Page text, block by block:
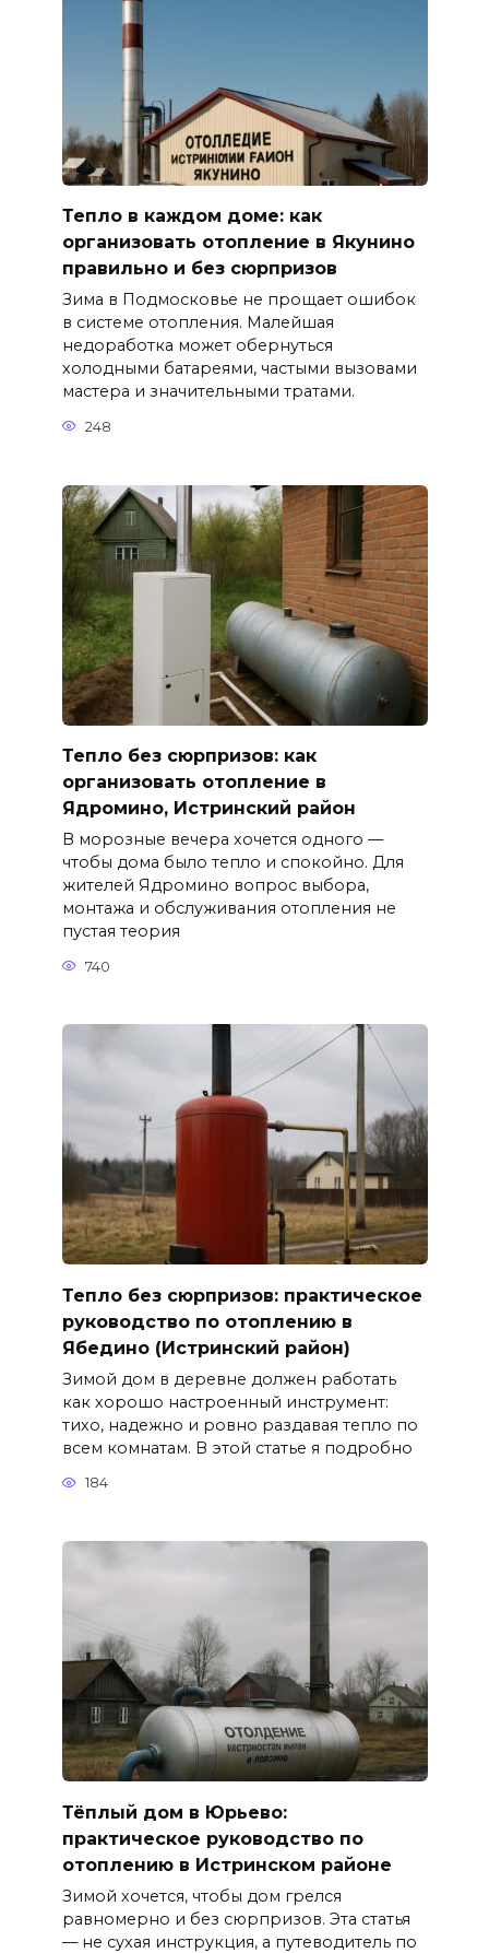
Тепло в каждом доме: как
организовать отопление в Якунино
правильно и без сюрпризов
Зима в Подмосковье не прощает ошибок
в системе отопления. Малейшая
недоработка может обернуться
холодными батареями, частыми вызовами
мастера и значительными тратами.
248
Тепло без сюрпризов: как
организовать отопление в
Ядромино, Истринский район
В морозные вечера хочется одного —
чтобы дома было тепло и спокойно. Для
жителей Ядромино вопрос выбора,
монтажа и обслуживания отопления не
пустая теория
740
Тепло без сюрпризов: практическое
руководство по отоплению в
Ябедино (Истринский район)
Зимой дом в деревне должен работать
как хорошо настроенный инструмент:
тихо, надежно и ровно раздавая тепло по
всем комнатам. В этой статье я подробно
184
Тёплый дом в Юрьево:
практическое руководство по
отоплению в Истринском районе
Зимой хочется, чтобы дом грелся
равномерно и без сюрпризов. Эта статья
— не сухая инструкция, а путеводитель по